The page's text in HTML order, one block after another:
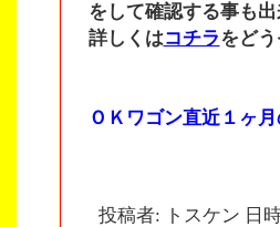
をして確認する事も
詳しくはコチラをど
ＯＫワゴン直近１ヶ
投稿者: トスケン 日